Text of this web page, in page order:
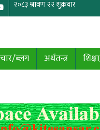
ब्लग अर्थतन्त्र